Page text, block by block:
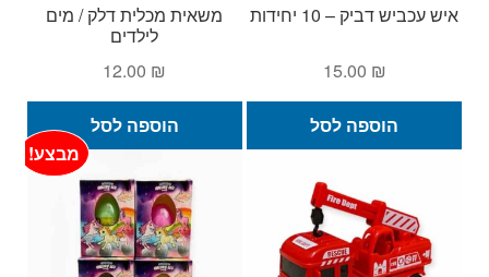
איש עכביש דביק – 10 יחידות
15.00 ₪
הוספה לסל
משאית מכלית דלק / מים
לילדים
12.00 ₪
הוספה לסל
מבצע!